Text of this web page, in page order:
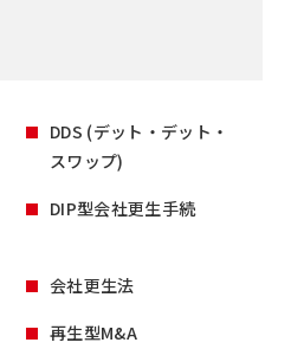
DDS (デット・デット・
スワップ)
DIP型会社更生手続
会社更生法
再生型M&A